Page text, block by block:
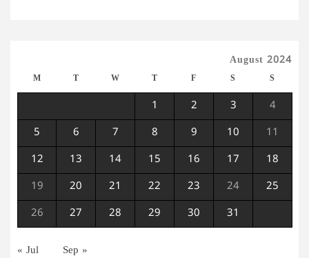
August 2024
M T W T F S S
1 2 3 4
5 6 7 8 9 10 11
12 13 14 15 16 17 18
19 20 21 22 23 24 25
26 27 28 29 30 31
« Jul Sep »